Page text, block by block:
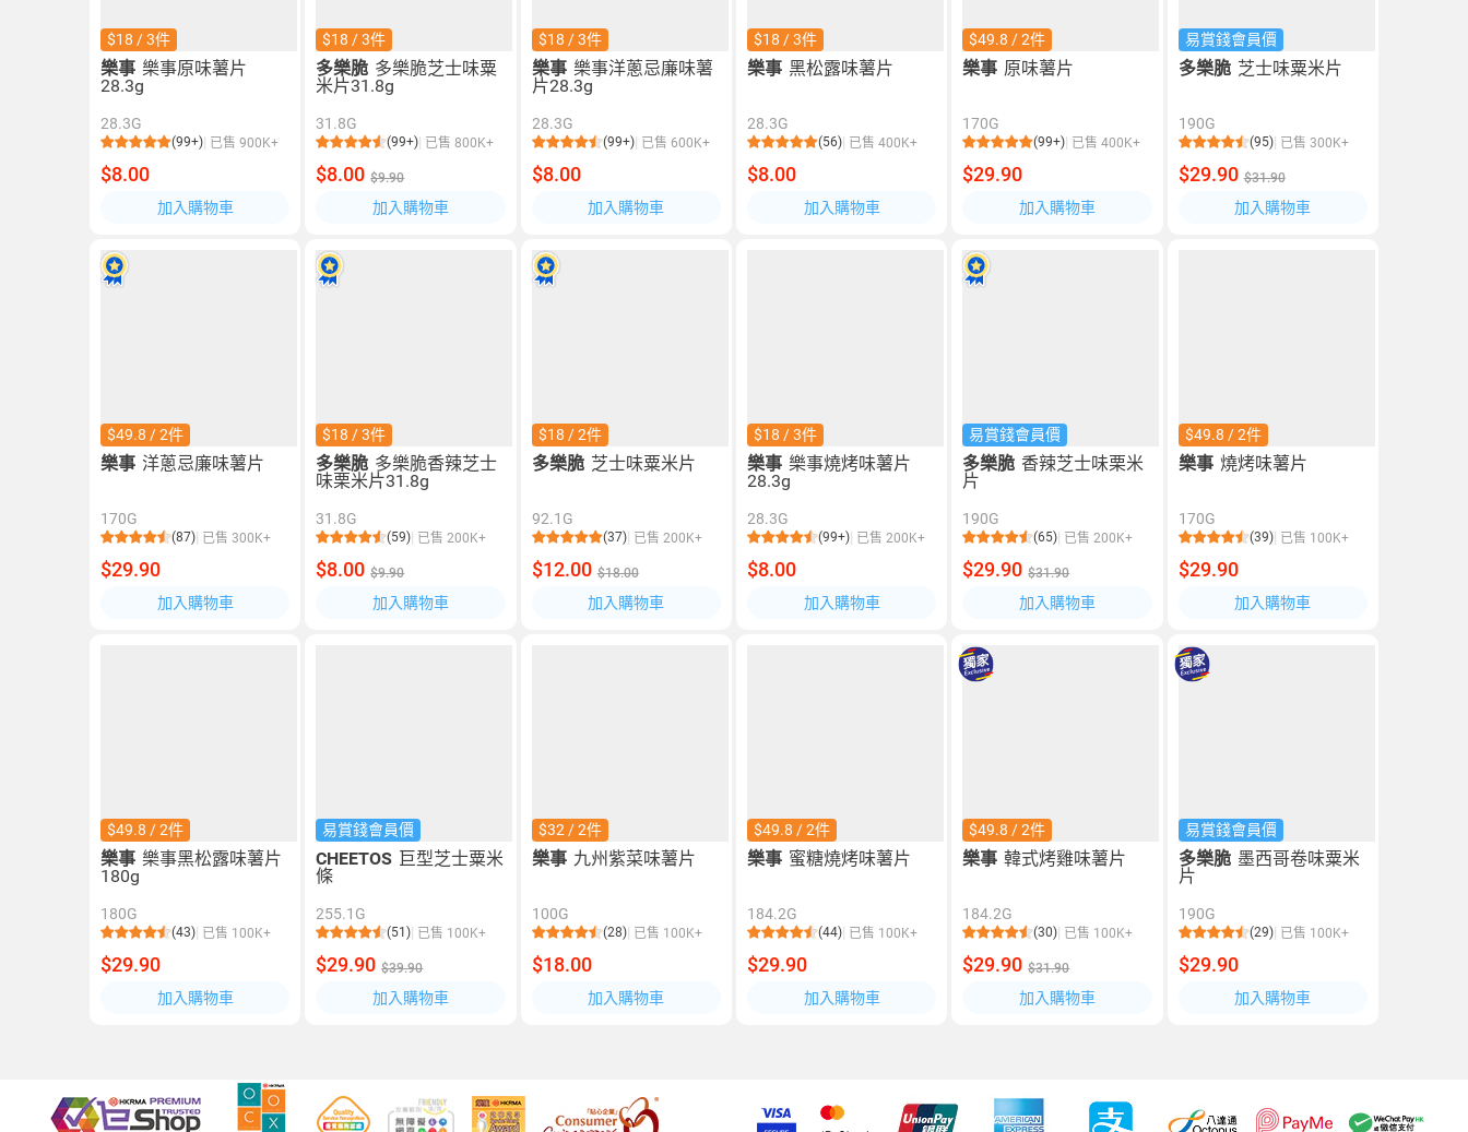
$18 / 3件
樂事 樂事原味薯片
28.3g
28.3G
(99+) 已售 900K+
$8.00
加入購物車
$18 / 3件
多樂脆 多樂脆芝士味粟
米片31.8g
31.8G
(99+) 已售 800K+
$8.00 $9.90
加入購物車
$18 / 3件
樂事 樂事洋蔥忌廉味薯
片28.3g
28.3G
(99+) 已售 600K+
$8.00
加入購物車
$18 / 3件
樂事 黑松露味薯片
28.3G
(56) 已售 400K+
$8.00
加入購物車
$49.8 / 2件
樂事 原味薯片
170G
(99+) 已售 400K+
$29.90
加入購物車
易賞錢會員價
多樂脆 芝士味粟米片
190G
(95) 已售 300K+
$29.90 $31.90
加入購物車
$49.8 / 2件
樂事 洋蔥忌廉味薯片
170G
(87) 已售 300K+
$29.90
加入購物車
$18 / 3件
多樂脆 多樂脆香辣芝士
味栗米片31.8g
31.8G
(59) 已售 200K+
$8.00 $9.90
加入購物車
$18 / 2件
多樂脆 芝士味粟米片
92.1G
(37) 已售 200K+
$12.00 $18.00
加入購物車
$18 / 3件
樂事 樂事燒烤味薯片
28.3g
28.3G
(99+) 已售 200K+
$8.00
加入購物車
易賞錢會員價
多樂脆 香辣芝士味栗米
片
190G
(65) 已售 200K+
$29.90 $31.90
加入購物車
$49.8 / 2件
樂事 燒烤味薯片
170G
(39) 已售 100K+
$29.90
加入購物車
$49.8 / 2件
樂事 樂事黑松露味薯片
180g
180G
(43) 已售 100K+
$29.90
加入購物車
易賞錢會員價
CHEETOS 巨型芝士粟米
條
255.1G
(51) 已售 100K+
$29.90 $39.90
加入購物車
$32 / 2件
樂事 九州紫菜味薯片
100G
(28) 已售 100K+
$18.00
加入購物車
$49.8 / 2件
樂事 蜜糖燒烤味薯片
184.2G
(44) 已售 100K+
$29.90
加入購物車
$49.8 / 2件
樂事 韓式烤雞味薯片
184.2G
(30) 已售 100K+
$29.90 $31.90
加入購物車
易賞錢會員價
多樂脆 墨西哥卷味粟米
片
190G
(29) 已售 100K+
$29.90
加入購物車